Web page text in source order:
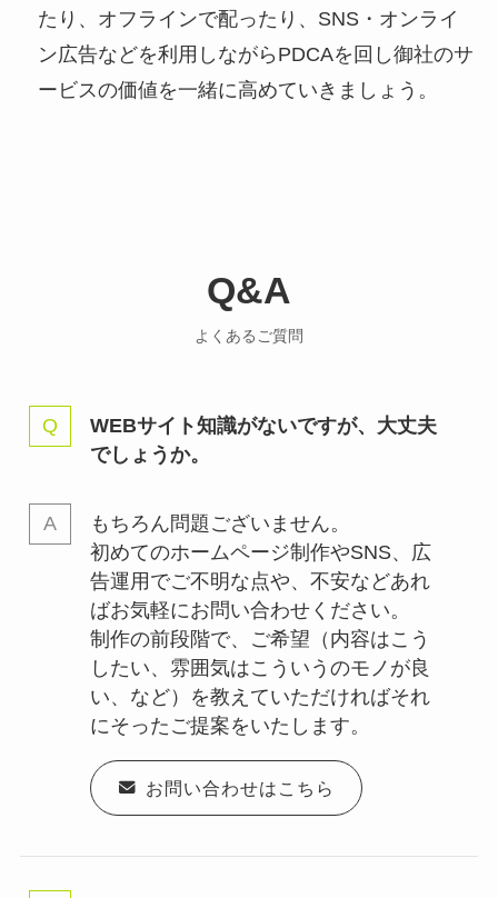
たり、オフラインで配ったり、SNS・オンライ
ン広告などを利用しながらPDCAを回し御社のサ
ービスの価値を一緒に高めていきましょう。
Q&A
よくあるご質問
WEBサイト知識がないですが、大丈夫
でしょうか。
もちろん問題ございません。
初めてのホームページ制作やSNS、広
告運用でご不明な点や、不安などあれ
ばお気軽にお問い合わせください。
制作の前段階で、ご希望（内容はこう
したい、雰囲気はこういうのモノが良
い、など）を教えていただければそれ
にそったご提案をいたします。
お問い合わせはこちら